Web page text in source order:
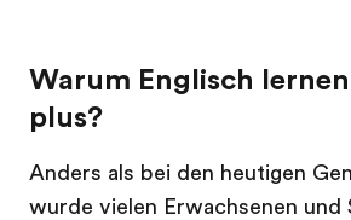
Warum Englisch
plus?
Anders als bei den heutigen
wurde vielen Erwachsenen und